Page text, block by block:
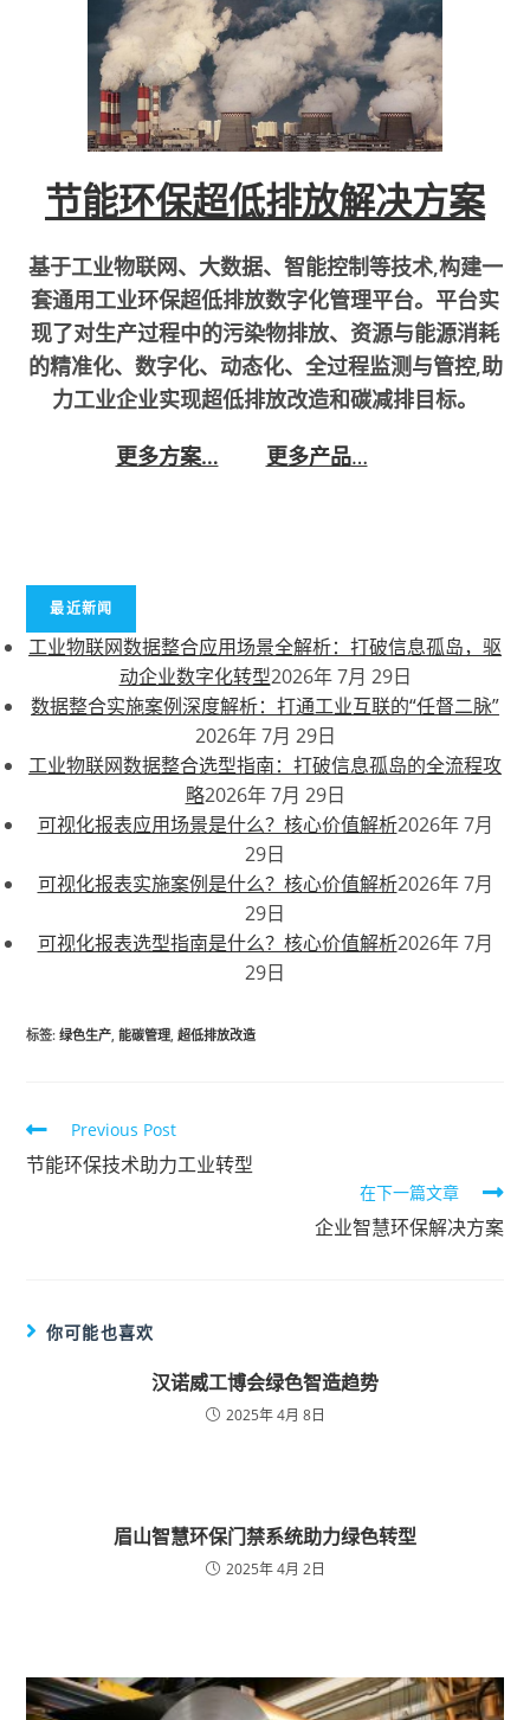
节能环保超低排放解决方案
基于工业物联网、大数据、智能控制等技术,构建一
套通用工业环保超低排放数字化管理平台。平台实
现了对生产过程中的污染物排放、资源与能源消耗
的精准化、数字化、动态化、全过程监测与管控,助
力工业企业实现超低排放改造和碳减排目标。
更多方案…
更多产品…
最近新闻
工业物联网数据整合应用场景全解析：打破信息孤岛，驱
动企业数字化转型2026年 7月 29日
数据整合实施案例深度解析：打通工业互联的“任督二脉”
2026年 7月 29日
工业物联网数据整合选型指南：打破信息孤岛的全流程攻
略2026年 7月 29日
可视化报表应用场景是什么？核心价值解析2026年 7月
29日
可视化报表实施案例是什么？核心价值解析2026年 7月
29日
可视化报表选型指南是什么？核心价值解析2026年 7月
29日
标签:绿色生产 能碳管理 超低排放改造
Previous Post
节能环保技术助力工业转型
在下一篇文章
企业智慧环保解决方案
你可能也喜欢
汉诺威工博会绿色智造趋势
2025年 4月 8日
眉山智慧环保门禁系统助力绿色转型
2025年 4月 2日